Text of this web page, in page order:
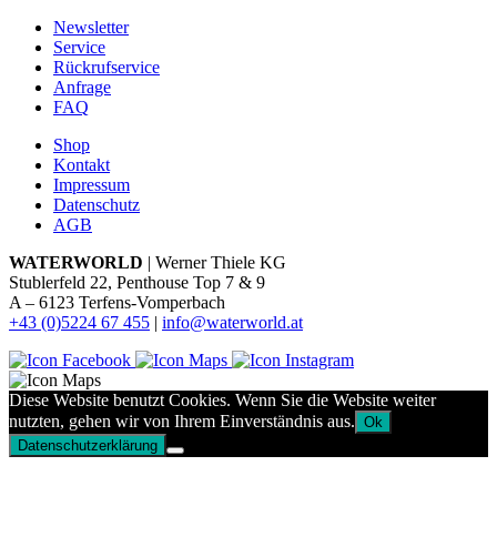
Newsletter
Service
Rückrufservice
Anfrage
FAQ
Shop
Kontakt
Impressum
Datenschutz
AGB
WATERWORLD | Werner Thiele KG
Stublerfeld 22, Penthouse Top 7 & 9
A – 6123 Terfens-Vomperbach
+43 (0)5224 67 455 | info@waterworld.at
Diese Website benutzt Cookies. Wenn Sie die Website weiter
nutzten, gehen wir von Ihrem Einverständnis aus. Ok
Datenschutzerklärung